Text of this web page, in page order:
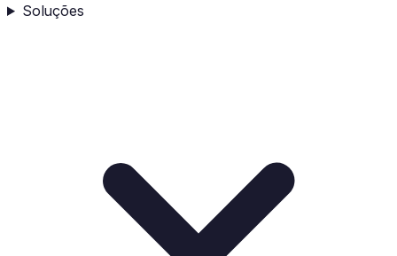
Soluções